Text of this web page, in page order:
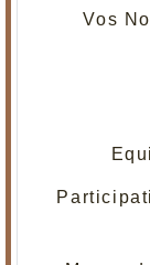
Vos